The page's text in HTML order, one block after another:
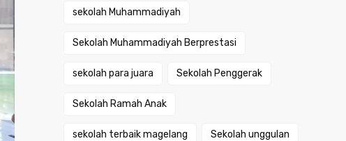
sekolah Muhammadiyah
Sekolah Muhammadiyah Berprestasi
sekolah para juara Sekolah Penggerak
Sekolah Ramah Anak
sekolah terbaik magelang Sekolah unggulan